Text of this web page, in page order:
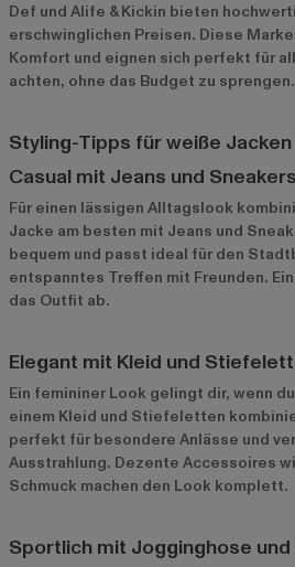
Def und Alife & Kickin bieten
erschwinglichen Preisen. Diese
Komfort und eignen sich perfekt für
achten, ohne das Budget zu sprengen.
Styling-Tipps für weiße Jacken
Casual mit Jeans und Sneakers
Für einen lässigen Alltagslook
Jacke am besten mit Jeans und
bequem und passt ideal für den
entspanntes Treffen mit Freunden.
das Outfit ab.
Elegant mit Kleid und
Ein femininer Look gelingt dir, wenn
einem Kleid und Stiefeletten
perfekt für besondere Anlässe und
Ausstrahlung. Dezente Accessoires
Schmuck machen den Look komplett.
Sportlich mit Jogginghose und